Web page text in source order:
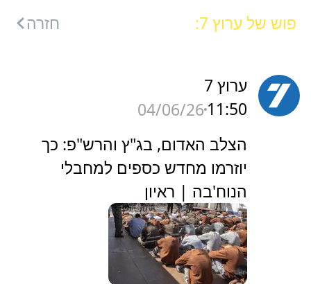
פוש של ערוץ 7: חזרה
ערוץ 7
11:50
04/06/26
‏הצלב האדום, בג"ץ והרש"פ: כך
יוזרמו מחדש כספים למחבלי
הנוח'בה | ראיון